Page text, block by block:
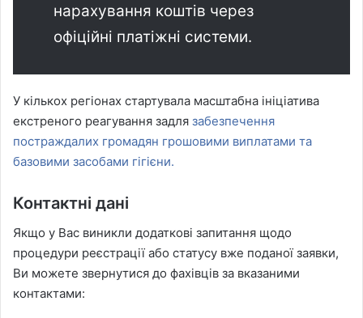
нарахування коштів через
офіційні платіжні системи.
У кількох регіонах стартувала масштабна ініціатива
екстреного реагування задля забезпечення
постраждалих громадян грошовими виплатами та
базовими засобами гігієни.
Контактні дані
Якщо у Вас виникли додаткові запитання щодо
процедури реєстрації або статусу вже поданої заявки,
Ви можете звернутися до фахівців за вказаними
контактами: